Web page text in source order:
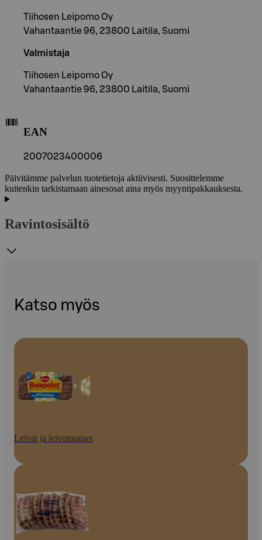
Tiihosen Leipomo Oy
Vahantaantie 96, 23800 Laitila, Suomi
Valmistaja
Tiihosen Leipomo Oy
Vahantaantie 96, 23800 Laitila, Suomi
EAN
2007023400006
Päivitämme palvelun tuotetietoja aktiivisesti. Suosittelemme
kuitenkin tarkistamaan ainesosat aina myös myyntipakkauksesta.
Ravintosisältö
Katso myös
Leivät ja leivonnaiset